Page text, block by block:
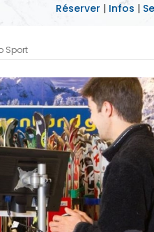
Réserver | Infos |
Sport